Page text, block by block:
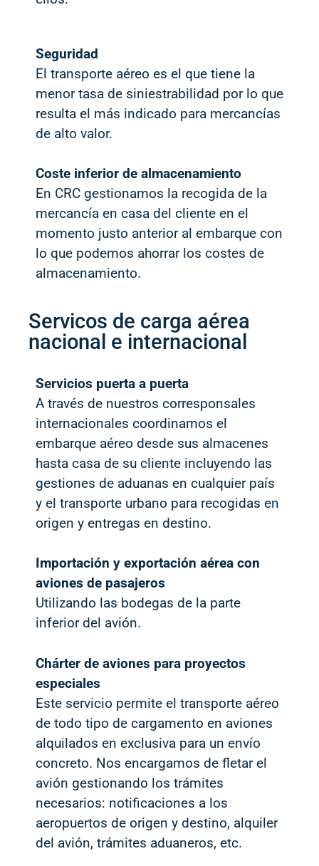
Seguridad
El transporte aéreo es el que tiene la
menor tasa de siniestrabilidad por lo que
resulta el más indicado para mercancías
de alto valor.
Coste inferior de almacenamiento
En CRC gestionamos la recogida de la
mercancía en casa del cliente en el
momento justo anterior al embarque con
lo que podemos ahorrar los costes de
almacenamiento.
Servicos de carga aérea
nacional e internacional
Servicios puerta a puerta
A través de nuestros corresponsales
internacionales coordinamos el
embarque aéreo desde sus almacenes
hasta casa de su cliente incluyendo las
gestiones de aduanas en cualquier país
y el transporte urbano para recogidas en
origen y entregas en destino.
Importación y exportación aérea con
aviones de pasajeros
Utilizando las bodegas de la parte
inferior del avión.
Chárter de aviones para proyectos
especiales
Este servicio permite el transporte aéreo
de todo tipo de cargamento en aviones
alquilados en exclusiva para un envío
concreto. Nos encargamos de fletar el
avión gestionando los trámites
necesarios: notificaciones a los
aeropuertos de origen y destino, alquiler
del avión, trámites aduaneros, etc.